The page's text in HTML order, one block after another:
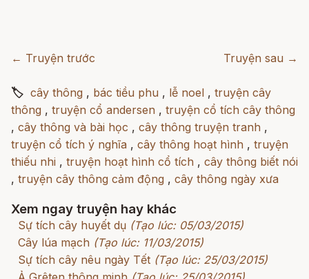
← Truyện trước Truyện sau →
🏷 cây thông , bác tiều phu , lễ noel , truyện cây
thông , truyện cổ andersen , truyện cổ tích cây thông
, cây thông và bài học , cây thông truyện tranh ,
truyện cổ tích ý nghĩa , cây thông hoạt hình , truyện
thiếu nhi , truyện hoạt hình cổ tích , cây thông biết nói
, truyện cây thông cảm động , cây thông ngày xưa
Xem ngay truyện hay khác
Sự tích cây huyết dụ (Tạo lúc: 05/03/2015)
Cây lúa mạch (Tạo lúc: 11/03/2015)
Sự tích cây nêu ngày Tết (Tạo lúc: 25/03/2015)